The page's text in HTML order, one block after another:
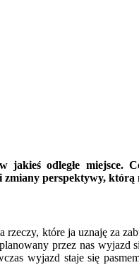
odległe miejsce.
perspektywy, którą
które ja uznaję za
przez nas wyjazd
wyjazd staje się